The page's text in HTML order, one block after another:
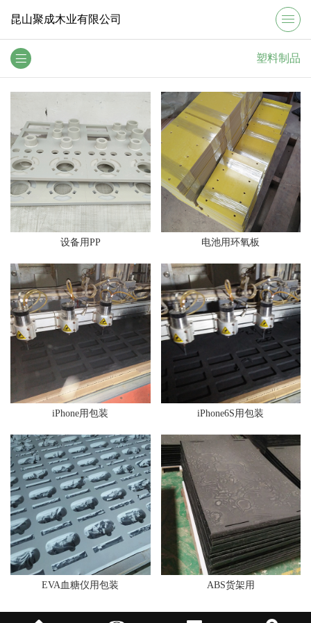
昆山聚成木业有限公司
塑料制品
设备用PP 电池用环氧板
iPhone用包装 iPhone6S用包装
EVA血糖仪用包装 ABS货架用